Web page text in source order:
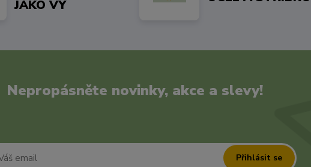
JAKO VY
Nepropásněte novinky, akce a slevy!
Přihlásit se